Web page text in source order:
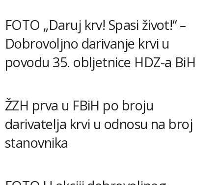
FOTO „Daruj krv! Spasi život!“ –
Dobrovoljno darivanje krvi u
povodu 35. obljetnice HDZ-a BiH
ŽZH prva u FBiH po broju
darivatelja krvi u odnosu na broj
stanovnika